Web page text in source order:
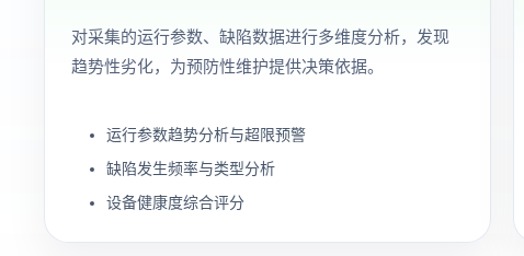
对采集的运行参数、缺陷数据进行多维度分析，发现
趋势性劣化，为预防性维护提供决策依据。
运行参数趋势分析与超限预警
缺陷发生频率与类型分析
设备健康度综合评分